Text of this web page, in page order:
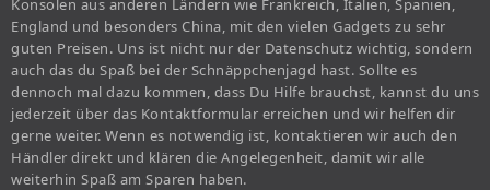
Konsolen aus anderen Ländern wie Frankreich, Italien, Spanien,
England und besonders China, mit den vielen Gadgets zu sehr
guten Preisen. Uns ist nicht nur der Datenschutz wichtig, sondern
auch das du Spaß bei der Schnäppchenjagd hast. Sollte es
dennoch mal dazu kommen, dass Du Hilfe brauchst, kannst du uns
jederzeit über das Kontaktformular erreichen und wir helfen dir
gerne weiter. Wenn es notwendig ist, kontaktieren wir auch den
Händler direkt und klären die Angelegenheit, damit wir alle
weiterhin Spaß am Sparen haben.